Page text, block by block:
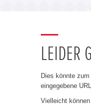
LEIDER
Dies könnte
eingegebene
Vielleicht